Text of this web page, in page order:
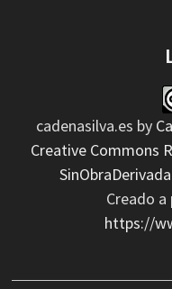
cadenasilva.es by
Creative Commons
Creado
https://